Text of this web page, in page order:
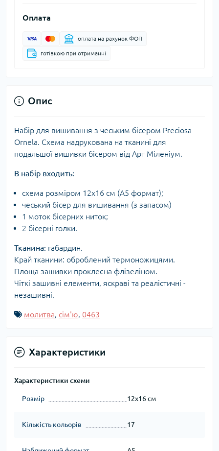
Оплата
оплата на рахунок ФОП
готівкою при отриманні
Опис
Набір для вишивання з чеським бісером Preciosa
Ornela. Схема надрукована на тканині для
подальшої вишивки бісером від Арт Міленіум.
В набір входить:
схема розміром 12х16 см (А5 формат);
чеський бісер для вишивання (з запасом)
1 моток бісерних ниток;
2 бісерні голки.
Тканина: габардин.
Край тканини: оброблений термоножицями.
Площа зашивки проклеєна флізеліном.
Чіткі зашивні елементи, яскраві та реалістичні -
незашивні.
молитва, сім'ю, 0463
Характеристики
Характеристики схеми
Розмір 12х16 см
Кількість кольорів 17